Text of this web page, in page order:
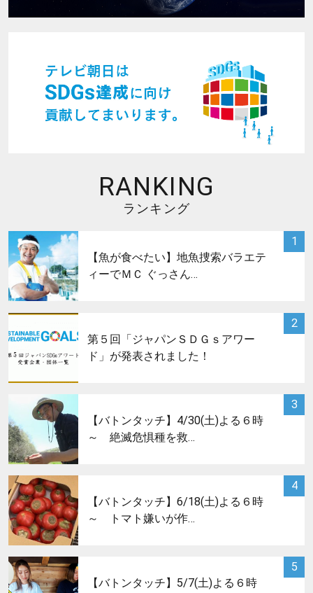
RANKING
ランキング
1
サムネイル
【魚が食べたい】地魚捜索バラエテ
ィーでＭＣ ぐっさん…
2
サムネイル
第５回「ジャパンＳＤＧｓアワー
ド」が発表されました！
3
【バトンタッチ】4/30(土)よる６時
～ 絶滅危惧種を救…
4
【バトンタッチ】6/18(土)よる６時
～ トマト嫌いが作…
5
サムネイル
【バトンタッチ】5/7(土)よる６時